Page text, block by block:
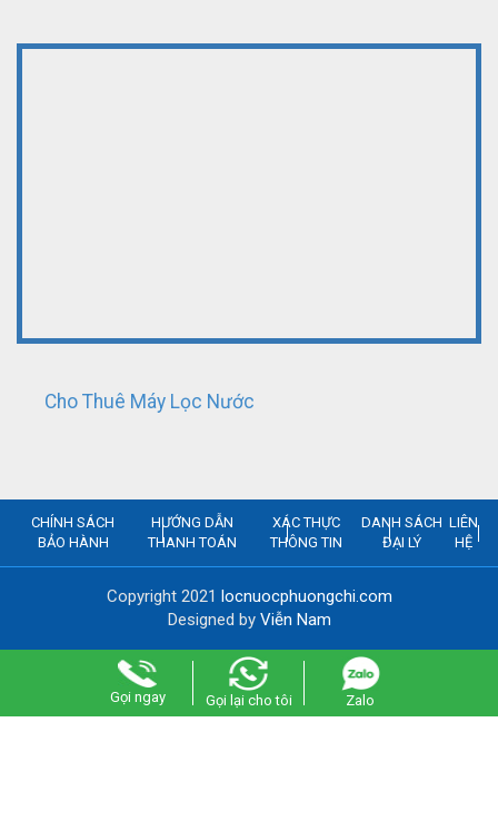
Cho Thuê Máy Lọc Nước
CHÍNH SÁCH
BẢO HÀNH
HƯỚNG DẪN
THANH TOÁN
XÁC THỰC
THÔNG TIN
DANH SÁCH
ĐẠI LÝ
LIÊN
HỆ
Copyright 2021 locnuocphuongchi.com
Designed by Viễn Nam
Gọi ngay Gọi lại cho tôi Zalo